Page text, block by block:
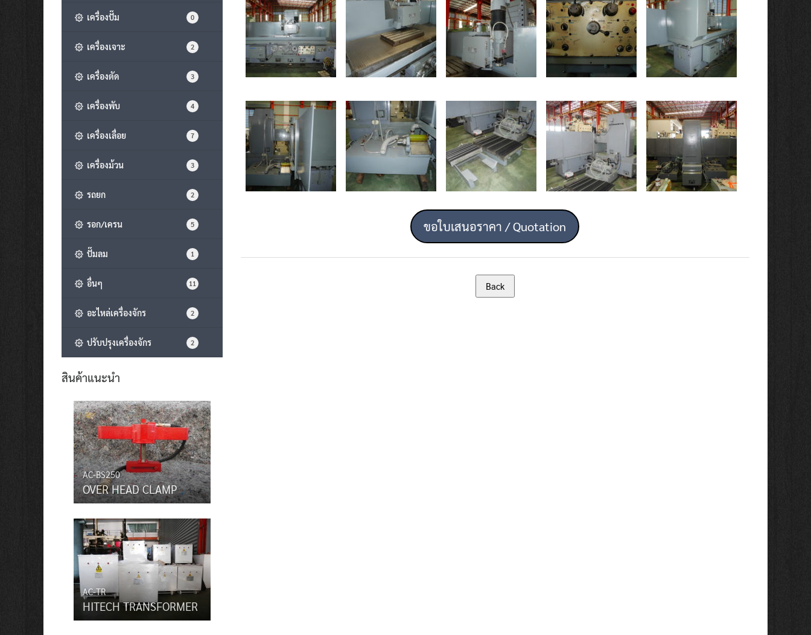
ขอใบเสนอราคา / Quotation
เครื่องปั๊ม 0
เครื่องเจาะ 2
เครื่องตัด 3
เครื่องพับ 4
เครื่องเลื่อย 7
เครื่องม้วน 3
รถยก 2
รอก/เครน 5
ปั๊มลม 1
อื่นๆ 11
อะไหล่เครื่องจักร 2
ปรับปรุงเครื่องจักร 2
สินค้าแนะนำ
AC-BS250
OVER HEAD CLAMP
AC-TR
HITECH TRANSFORMER